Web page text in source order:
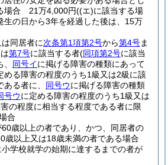
場合 21万4,000円((エ)に該当する場
生の日から3年を経過した後は、15万
は同居者に次条第1項第2号から第4号ま
第7号に該当する者(同項第2号に該当
同号イに掲げる障害の種類にあって
める障害の程度のうち1級又は2級に該
る者に、 同号ウに掲げる障害の種類
号ウに定める障害の程度のうち1級又は
の程度に相当する程度である者に限
合
60歳以上の者であり、かつ、同居者の
歳以上又は18歳未満の者である場合
小学校就学の始期に達するまでの者が